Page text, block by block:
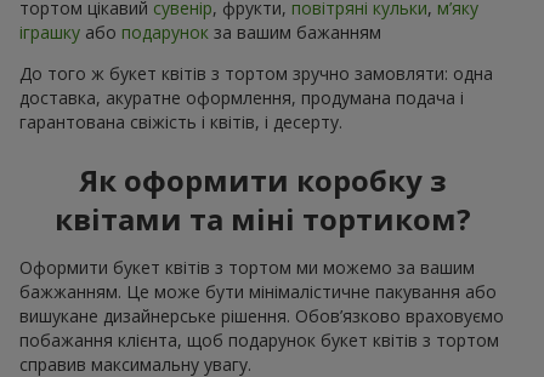
тортом цікавий сувенір, фрукти, повітряні кульки, м’яку
іграшку або подарунок за вашим бажанням
До того ж букет квітів з тортом зручно замовляти: одна
доставка, акуратне оформлення, продумана подача і
гарантована свіжість і квітів, і десерту.
Як оформити коробку з
квітами та міні тортиком?
Оформити букет квітів з тортом ми можемо за вашим
бажжанням. Це може бути мінімалістичне пакування або
вишукане дизайнерське рішення. Обов’язково враховуємо
побажання клієнта, щоб подарунок букет квітів з тортом
справив максимальну увагу.